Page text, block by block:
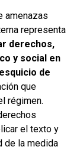
amenazas
representa
derechos,
y social en
de
que
régimen.
el texto y
de la medida